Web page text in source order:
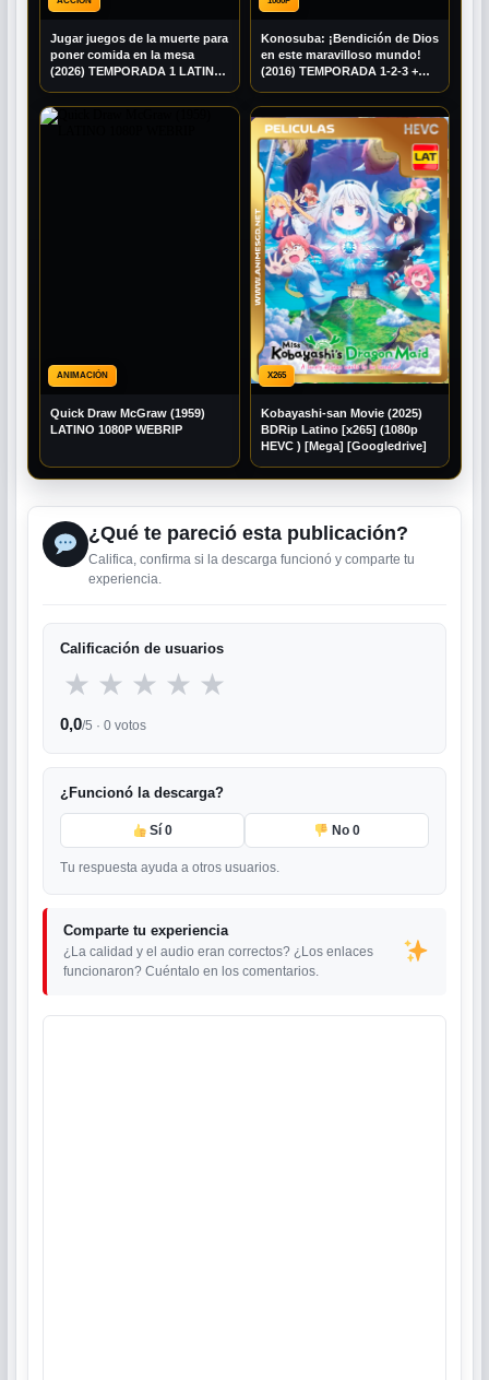
Jugar juegos de la muerte para
poner comida en la mesa
(2026) TEMPORADA 1 LATINO
Konosuba: ¡Bendición de Dios
en este maravilloso mundo!
(2016) TEMPORADA 1-2-3 +
BDRIP
ANIMACIÓN
Quick Draw McGraw (1959)
LATINO 1080P WEBRIP
X265
Kobayashi-san Movie (2025)
BDRip Latino [x265] (1080p
HEVC ) [Mega] [Googledrive]
¿Qué te pareció esta publicación?
Califica, confirma si la descarga funcionó y comparte tu
experiencia.
Calificación de usuarios
★ ★ ★ ★ ★
0,0/5 · 0 votos
¿Funcionó la descarga?
Sí0 No 0
Tu respuesta ayuda a otros usuarios.
Comparte tu experiencia
¿La calidad y el audio eran correctos? ¿Los enlaces
funcionaron? Cuéntalo en los comentarios.